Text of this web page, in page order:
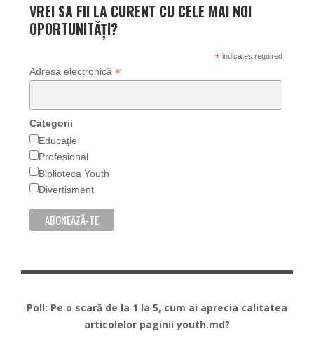
VREI SA FII LA CURENT CU CELE MAI NOI
OPORTUNITĂȚI?
*indicates required
Adresa electronică *
Categorii
Educație
Profesional
Biblioteca Youth
Divertisment
Poll: Pe o scară de la 1 la 5, cum ai aprecia calitatea
articolelor paginii youth.md?